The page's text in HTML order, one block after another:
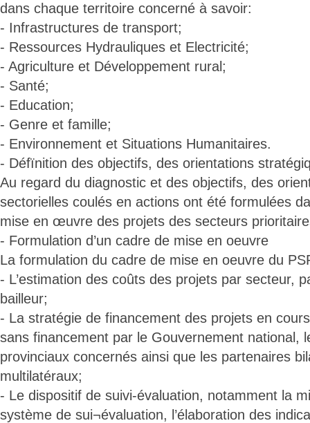
dans chaque territoire concerné à savoir:
- Infrastructures de transport;
- Ressources Hydrauliques et Electricité;
- Agriculture et Développement rural;
- Santé;
- Education;
- Genre et famille;
- Environnement et Situations Humanitaires.
- Défïnition des objectifs, des orientations
Au regard du diagnostic et des objectifs, des
sectorielles coulés en actions ont été formulées
mise en œuvre des projets des secteurs
- Formulation d’un cadre de mise en oeuvre
La formulation du cadre de mise en oeuvre du
- L’estimation des coûts des projets par secteur,
bailleur;
- La stratégie de financement des projets en
sans financement par le Gouvernement national,
provinciaux concernés ainsi que les partenaires
multilatéraux;
- Le dispositif de suivi-évaluation, notamment la
système de sui¬évaluation, l’élaboration des